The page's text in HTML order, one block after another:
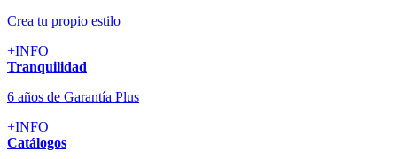
Crea tu propio estilo
+INFO
Tranquilidad
6 años de Garantía Plus
+INFO
Catálogos